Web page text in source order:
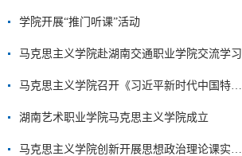
学院开展“推门听课”活动
马克思主义学院赴湖南交通职业学院交流学习
湖南艺术职业学院马克思主义学院成立